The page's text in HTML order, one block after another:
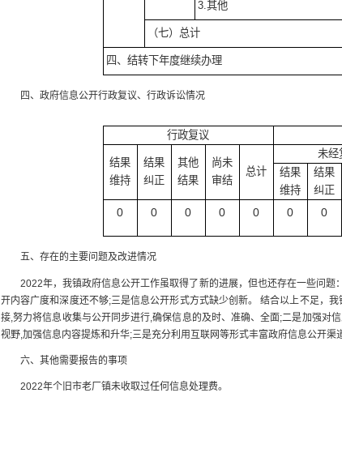
3.其他
（七）总计
四、结转下年度继续办理
四、政府信息公开行政复议、行政诉讼情况
行政复议
结果
维持
结果
纠正
其他
结果
尚未
审结
总计
未经
结果
维持
结果
纠正
0 0 0 0 0 0 0
五、存在的主要问题及改进情况
2022年，我镇政府信息公开工作虽取得了新的进展，但也还存在一些问题
开内容广度和深度还不够;三是信息公开形式方式缺少创新。 结合以上不足，
接,努力将信息收集与公开同步进行,确保信息的及时、准确、全面;二是加强对
视野,加强信息内容提炼和升华;三是充分利用互联网等形式丰富政府信息公开渠
六、其他需要报告的事项
2022年个旧市老厂镇未收取过任何信息处理费。